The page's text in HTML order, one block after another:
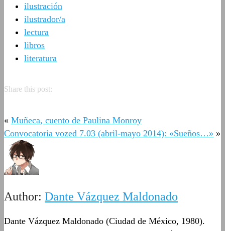
ilustración
ilustrador/a
lectura
libros
literatura
Share this post:
« Muñeca, cuento de Paulina Monroy
Convocatoria vozed 7.03 (abril-mayo 2014): «Sueños…» »
Author: Dante Vázquez Maldonado
Dante Vázquez Maldonado (Ciudad de México, 1980).